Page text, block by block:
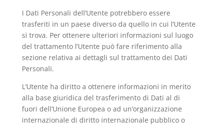
I Dati Personali dell’Utente potrebbero essere
trasferiti in un paese diverso da quello in cui l’Utente
si trova. Per ottenere ulteriori informazioni sul luogo
del trattamento l’Utente può fare riferimento alla
sezione relativa ai dettagli sul trattamento dei Dati
Personali.
L’Utente ha diritto a ottenere informazioni in merito
alla base giuridica del trasferimento di Dati al di
fuori dell’Unione Europea o ad un’organizzazione
internazionale di diritto internazionale pubblico o